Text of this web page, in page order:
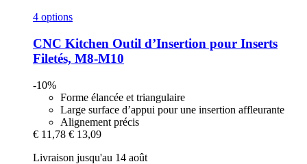
4 options
CNC Kitchen Outil d’Insertion pour Inserts
Filetés, M8-​M10
-10%
Forme élancée et triangulaire
Large surface d’appui pour une insertion affleurante
Alignement précis
€ 11,78 € 13,09
Livraison jusqu'au 14 août